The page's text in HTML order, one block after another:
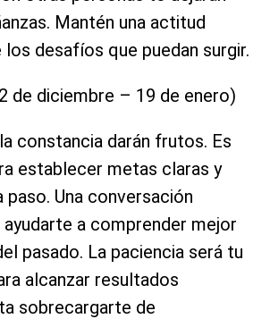
Mantén una actitud
desafíos que puedan surgir.
de diciembre – 19 de enero)
constancia darán frutos. Es
establecer metas claras y
paso. Una conversación
a comprender mejor
pasado. La paciencia será tu
alcanzar resultados
sobrecargarte de